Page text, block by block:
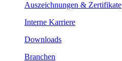
Auszeichnungen & Zertifikate
Interne Karriere
Downloads
Branchen